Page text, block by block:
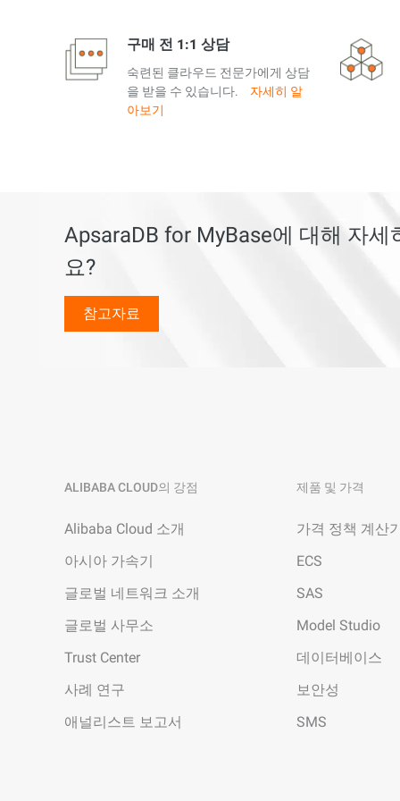
구매 전 1:1 상담
숙련된 클라우드 전문가에게 상담
을 받을 수 있습니다.
자세히 알
아보기
ApsaraDB for MyBase에 대해 자세
요?
참고자료
ALIBABA CLOUD의 강점
Alibaba Cloud 소개
아시아 가속기
글로벌 네트워크 소개
글로벌 사무소
Trust Center
사례 연구
애널리스트 보고서
제품 및 가격
가격 정책 계산
ECS
SAS
Model Studio
데이터베이스
보안성
SMS